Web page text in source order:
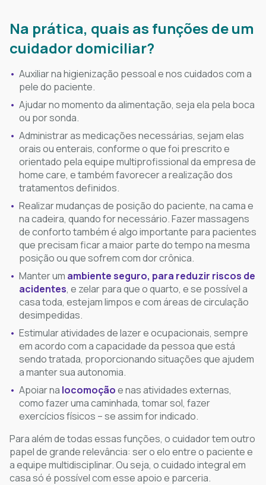
Na prática, quais as funções de um
cuidador domiciliar?
Auxiliar na higienização pessoal e nos cuidados com a
pele do paciente.
Ajudar no momento da alimentação, seja ela pela boca
ou por sonda.
Administrar as medicações necessárias, sejam elas
orais ou enterais, conforme o que foi prescrito e
orientado pela equipe multiprofissional da empresa de
home care, e também favorecer a realização dos
tratamentos definidos.
Realizar mudanças de posição do paciente, na cama e
na cadeira, quando for necessário. Fazer massagens
de conforto também é algo importante para pacientes
que precisam ficar a maior parte do tempo na mesma
posição ou que sofrem com dor crônica.
Manter um ambiente seguro, para reduzir riscos de
acidentes, e zelar para que o quarto, e se possível a
casa toda, estejam limpos e com áreas de circulação
desimpedidas.
Estimular atividades de lazer e ocupacionais, sempre
em acordo com a capacidade da pessoa que está
sendo tratada, proporcionando situações que ajudem
a manter sua autonomia.
Apoiar na locomoçãoe nas atividades externas,
como fazer uma caminhada, tomar sol, fazer
exercícios físicos – se assim for indicado.
Para além de todas essas funções, o cuidador tem outro
papel de grande relevância: ser o elo entre o paciente e
a equipe multidisciplinar. Ou seja, o cuidado integral em
casa só é possível com esse apoio e parceria.